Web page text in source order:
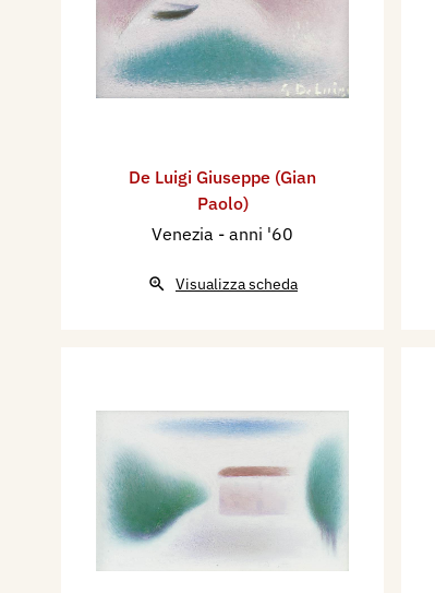
De Luigi Giuseppe (Gian
Paolo)
Venezia - anni '60
Visualizza scheda